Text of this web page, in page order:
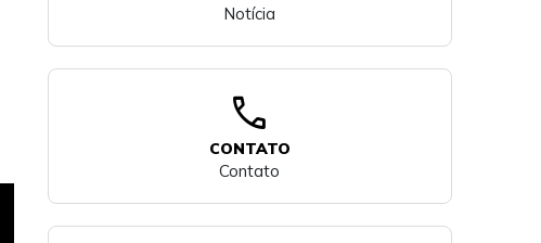
Notícia
call
CONTATO
Contato